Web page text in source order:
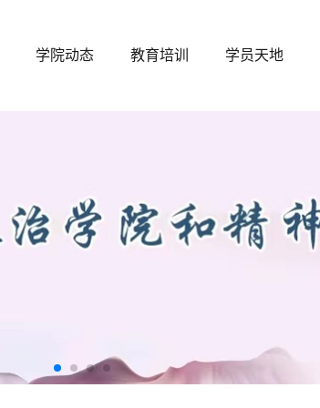
学院动态 教育培训 学员天地